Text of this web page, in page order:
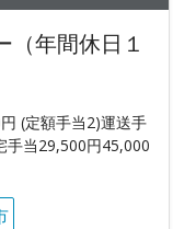
（年間休日１
(定額手当2)運送手
手当29,500円45,000